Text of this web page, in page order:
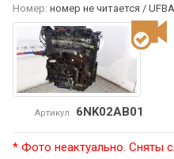
Номер: номер не читается / UFBA
Артикул 6NK02AB01
* Фото неактуально. Сняты